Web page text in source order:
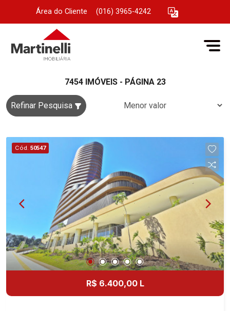
Área do Cliente (016) 3965-4242
7454 IMÓVEIS - PÁGINA 23
Refinar Pesquisa
Cód. 50547
R$ 6.400,00 L